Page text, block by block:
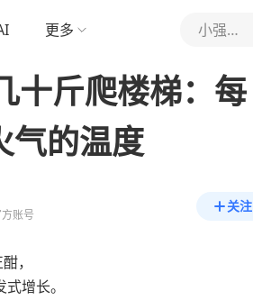
更多 小强热线
十斤爬楼梯：每
气的温度
账号
关注
，
增长。